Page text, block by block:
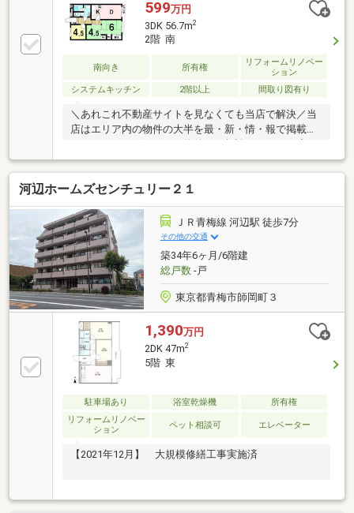
599万円
3DK 56.7m2
2階 南
南向き 所有権
リフォームリノベー
ション
システムキッチン
2階以上 間取り図有り
＼あれこれ不動産サイトを見なくても当店で解決／当
店はエリア内の物件の大半を最・新・情・報で掲載！
友河辺店まで徒歩９分・・・２４時間営業しているス
ーパーです。お帰りの遅い日も安心♪◆ファミリーマ
ート東青梅4丁目店まで徒歩２分◆マツモトキヨシ青
梅千ヶ瀬店まで徒歩１１分◆イオンスタイル河辺まで
徒歩１０分
河辺ホームズセンチュリー２１
ＪＲ青梅線 河辺駅 徒歩7分
その他の交通
築34年6ヶ月/6階建
総戸数-戸
東京都青梅市師岡町３
1,390万円
2DK 47m2
5階 東
駐車場あり 浴室乾燥機
所有権
リフォームリノベー
ション
ペット相談可 エレベーター
【2021年12月】 大規模修繕工事実施済